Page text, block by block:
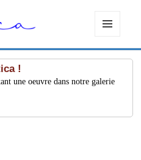
ET
WIDGETS
!
une oeuvre dans notre galerie